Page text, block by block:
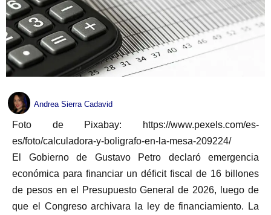
Andrea Sierra Cadavid
Foto de Pixabay: https://www.pexels.com/es-
es/foto/calculadora-y-boligrafo-en-la-mesa-209224/
El Gobierno de Gustavo Petro declaró emergencia
económica para financiar un déficit fiscal de 16 billones
de pesos en el Presupuesto General de 2026, luego de
que el Congreso archivara la ley de financiamiento. La